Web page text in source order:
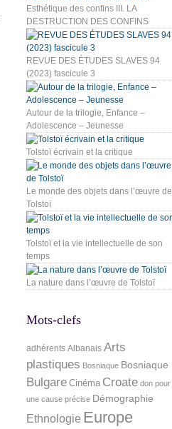
Esthétique des confins III. LA
DESTRUCTION DES CONFINS
REVUE DES ÉTUDES SLAVES 94
(2023) fascicule 3
Autour de la trilogie, Enfance –
Adolescence – Jeunesse
Tolstoï écrivain et la critique
Le monde des objets dans l’œuvre de
Tolstoï
Tolstoï et la vie intellectuelle de son
temps
La nature dans l’œuvre de Tolstoï
Mots-clefs
adhérents Albanais Arts
plastiques Bosniaque Bosniaque
Bulgare Cinéma Croate don pour
une cause précise Démographie
Ethnologie Europe